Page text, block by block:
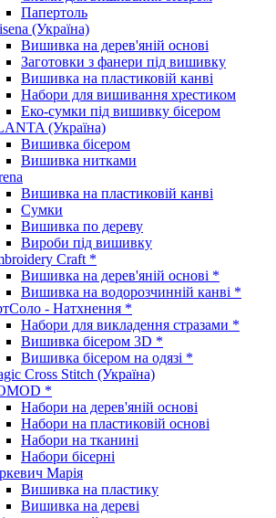
Папертоль
(Україна)
Вишивка на дерев'яній основі
Заготовки з фанери під вишивку
Вишивка на пластиковій канві
Набори для вишивання хрестиком
Еко-сумки під вишивку бісером
(Україна)
Вишивка бісером
Вишивка нитками
Вишивка на пластиковій канві
Сумки
Вишивка по дереву
Вироби під вишивку
Craft *
Вишивка на дерев'яній основі *
Вишивка на водорозчинній канві *
- Натхнення *
Набори для викладення стразами *
Вишивка бісером 3D *
Вишивка бісером на одязі *
Cross Stitch (Україна)
*
Набори на дерев'яній основі
Набори на пластиковій основі
Набори на тканині
Набори бісерні
Марія
Вишивка на пластику
Вишивка на дереві